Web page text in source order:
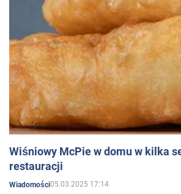
Wiśniowy McPie w domu w kilka
restauracji
Wiadomości05.03.2025 17:14